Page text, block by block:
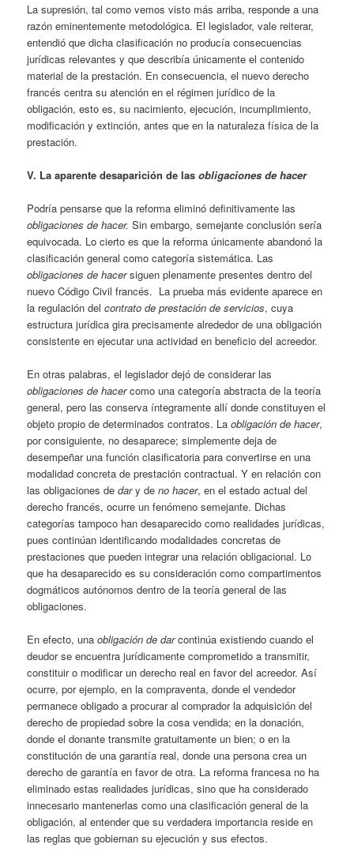
La supresión, tal como vemos visto más arriba, responde a una
razón eminentemente metodológica. El legislador, vale reiterar,
entendió que dicha clasificación no producía consecuencias
jurídicas relevantes y que describía únicamente el contenido
material de la prestación. En consecuencia, el nuevo derecho
francés centra su atención en el régimen jurídico de la
obligación, esto es, su nacimiento, ejecución, incumplimiento,
modificación y extinción, antes que en la naturaleza física de la
prestación.
V. La aparente desaparición de lasobligaciones de hacer
Podría pensarse que la reforma eliminó definitivamente las
obligaciones de hacer. Sin embargo, semejante conclusión sería
equivocada. Lo cierto es que la reforma únicamente abandonó la
clasificación general como categoría sistemática. Las
obligaciones de hacersiguen plenamente presentes dentro del
nuevo Código Civil francés. La prueba más evidente aparece en
la regulación delcontrato de prestación de servicios, cuya
estructura jurídica gira precisamente alrededor de una obligación
consistente en ejecutar una actividad en beneficio del acreedor.
En otras palabras, el legislador dejó de considerar las
obligaciones de hacercomo una categoría abstracta de la teoría
general, pero las conserva íntegramente allí donde constituyen el
objeto propio de determinados contratos. Laobligación de hacer,
por consiguiente, no desaparece; simplemente deja de
desempeñar una función clasificatoria para convertirse en una
modalidad concreta de prestación contractual. Y en relación con
las obligaciones dedary deno hacer, en el estado actual del
derecho francés, ocurre un fenómeno semejante. Dichas
categorías tampoco han desaparecido como realidades jurídicas,
pues continúan identificando modalidades concretas de
prestaciones que pueden integrar una relación obligacional. Lo
que ha desaparecido es su consideración como compartimentos
dogmáticos autónomos dentro de la teoría general de las
obligaciones.
En efecto, unaobligación de darcontinúa existiendo cuando el
deudor se encuentra jurídicamente comprometido a transmitir,
constituir o modificar un derecho real en favor del acreedor. Así
ocurre, por ejemplo, en la compraventa, donde el vendedor
permanece obligado a procurar al comprador la adquisición del
derecho de propiedad sobre la cosa vendida; en la donación,
donde el donante transmite gratuitamente un bien; o en la
constitución de una garantía real, donde una persona crea un
derecho de garantía en favor de otra. La reforma francesa no ha
eliminado estas realidades jurídicas, sino que ha considerado
innecesario mantenerlas como una clasificación general de la
obligación, al entender que su verdadera importancia reside en
las reglas que gobiernan su ejecución y sus efectos.